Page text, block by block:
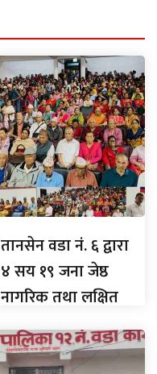
तानसेन वडा नं. ६ द्वारा
४ सय १९ जना जेष्ठ
नागरिक तथा लक्षित
वर्गलाई सम्मान